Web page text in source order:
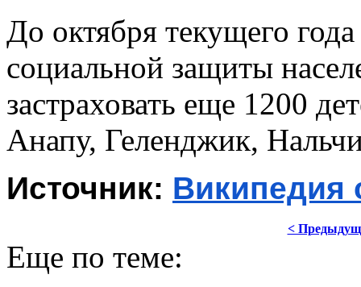
До октября текущего
социальной защиты
застраховать еще 1200
Анапу, Геленджик,
Источник: Википедия
<
Еще по теме: